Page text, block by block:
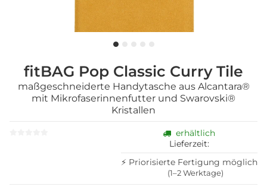
fitBAG Pop Classic Curry Tile
maßgeschneiderte Handytasche aus Alcantara®
mit Mikrofaserinnenfutter und Swarovski®
Kristallen
erhältlich
Lieferzeit:
⚡ Priorisierte Fertigung möglich
(1–2 Werktage)